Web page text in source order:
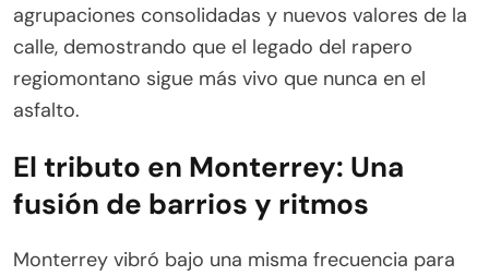
agrupaciones consolidadas y nuevos valores de la
calle, demostrando que el legado del rapero
regiomontano sigue más vivo que nunca en el
asfalto.
El tributo en Monterrey: Una
fusión de barrios y ritmos
Monterrey vibró bajo una misma frecuencia para